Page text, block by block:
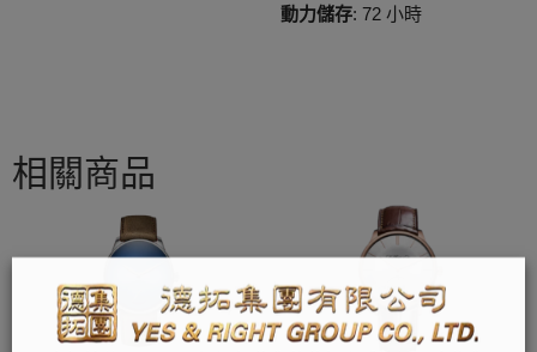
動力儲存: 72 小時
相關商品